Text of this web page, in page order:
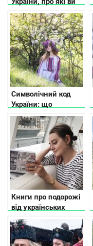
не чули
Символічний код
України: що
означають
візерунки на
вишиванках та
рушниках
Книги про подорожі
від українських
письменників